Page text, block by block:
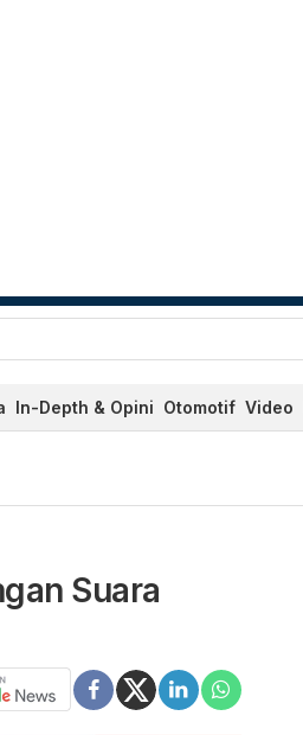
In-Depth & Opini Otomotif Video
Suara